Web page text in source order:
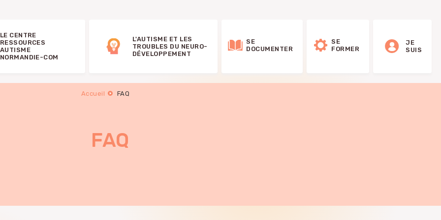
LE CENTRE
RESSOURCES
AUTISME
NORMANDIE-COM
L'AUTISME ET LES
TROUBLES DU NEURO-
DÉVELOPPEMENT
SE
DOCUMENTER
SE
FORMER
JE
SUIS
Accueil FAQ
FAQ